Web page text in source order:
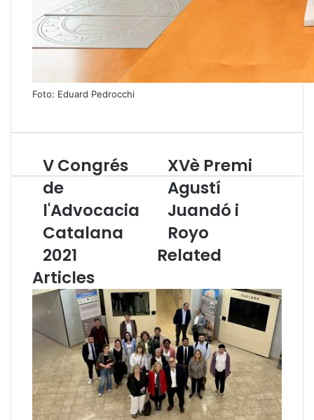
Foto: Eduard Pedrocchi
V
C
o
n
r
é
s
d
e
A
v
o
c
a
V Congrés
de
l'Advocacia
Catalana
2021
X
V
è
P
e
m
g
s
t
í
J
u
a
n
XVè Premi
Agustí
Juandó i
Royo
Related
Articles